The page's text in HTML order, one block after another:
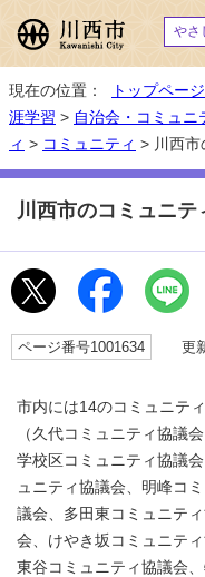
やさ
現在の位置： トップページ
涯学習 > 自治会・コミュニ
ィ > コミュニティ > 川西市
川西市のコミュニテ
ページ番号1001634 更新
市内には14のコミュニテ
（久代コミュニティ協議
学校区コミュニティ協議
ュニティ協議会、明峰コ
議会、多田東コミュニテ
会、けやき坂コミュニテ
東谷コミュニティ協議会